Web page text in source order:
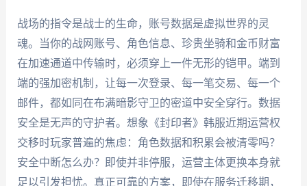
战场的指令是战士的生命，账号数据是虚拟世界的灵
魂。当你的战网账号、角色信息、珍贵坐骑和金币财富
在加速通道中传输时，必须穿上一件无形的铠甲。端到
端的强加密机制，让每一次登录、每一笔交易、每一个
邮件，都如同在布满暗影守卫的密道中安全穿行。数据
安全是无声的守护者。想象《封印者》韩服近期运营权
交移时玩家普遍的焦虑：角色数据和积累会被清零吗？
安全中断怎么办？即使并非停服，运营主体更换本身就
足以引发担忧。真正可靠的方案，即使在服务迁移期，